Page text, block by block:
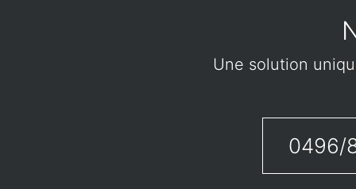
Une solution
0496/